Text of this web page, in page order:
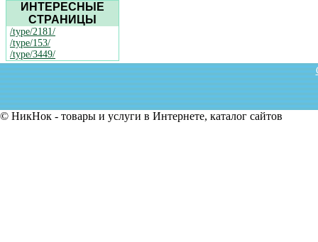
ИНТЕРЕСНЫЕ
СТРАНИЦЫ
/type/2181/
/type/153/
/type/3449/
© НикНок - товары и услуги в Интернете, каталог сайтов